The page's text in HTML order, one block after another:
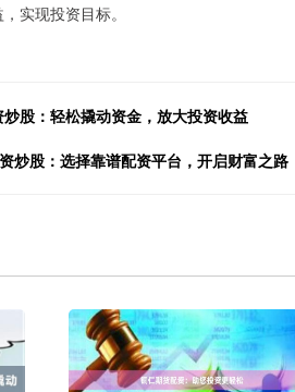
实现投资目标。
股：轻松撬动资金，放大投资收益
炒股：选择靠谱配资平台，开启财富之路